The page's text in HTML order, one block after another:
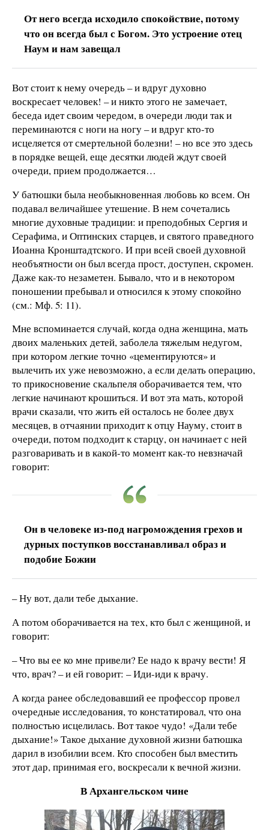
От него всегда исходило спокойствие, потому
что он всегда был с Богом. Это устроение отец
Наум и нам завещал
Вот стоит к нему очередь – и вдруг духовно
воскресает человек! – и никто этого не замечает,
беседа идет своим чередом, в очереди люди так и
переминаются с ноги на ногу – и вдруг кто-то
исцеляется от смертельной болезни! – но все это здесь
в порядке вещей, еще десятки людей ждут своей
очереди, прием продолжается…
У батюшки была необыкновенная любовь ко всем. Он
подавал величайшее утешение. В нем сочетались
многие духовные традиции: и преподобных Сергия и
Серафима, и Оптинских старцев, и святого праведного
Иоанна Кронштадтского. И при всей своей духовной
необъятности он был всегда прост, доступен, скромен.
Даже как-то незаметен. Бывало, что и в некотором
поношении пребывал и относился к этому спокойно
(см.: Мф. 5: 11).
Мне вспоминается случай, когда одна женщина, мать
двоих маленьких детей, заболела тяжелым недугом,
при котором легкие точно «цементируются» и
вылечить их уже невозможно, а если делать операцию,
то прикосновение скальпеля оборачивается тем, что
легкие начинают крошиться. И вот эта мать, которой
врачи сказали, что жить ей осталось не более двух
месяцев, в отчаянии приходит к отцу Науму, стоит в
очереди, потом подходит к старцу, он начинает с ней
разговаривать и в какой-то момент как-то невзначай
говорит:
Он в человеке из-под нагромождения грехов и
дурных поступков восстанавливал образ и
подобие Божии
– Ну вот, дали тебе дыхание.
А потом оборачивается на тех, кто был с женщиной, и
говорит:
– Что вы ее ко мне привели? Ее надо к врачу вести! Я
что, врач? – и ей говорит: – Иди-иди к врачу.
А когда ранее обследовавший ее профессор провел
очередные исследования, то констатировал, что она
полностью исцелилась. Вот такое чудо! «Дали тебе
дыхание!» Такое дыхание духовной жизни батюшка
дарил в изобилии всем. Кто способен был вместить
этот дар, принимая его, воскресали к вечной жизни.
В Архангельском чине